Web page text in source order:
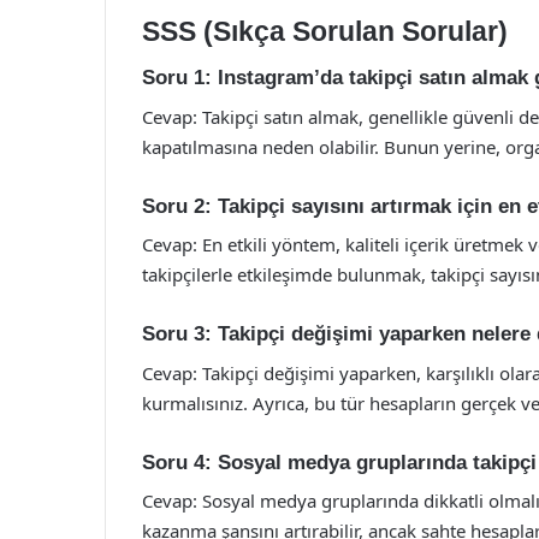
SSS (Sıkça Sorulan Sorular)
Soru 1: Instagram’da takipçi satın
Cevap: Takipçi satın almak, genellikle güvenli
kapatılmasına neden olabilir. Bunun yerine,
Soru 2: Takipçi sayısını artırmak için
Cevap: En etkili yöntem, kaliteli içerik üretmek
takipçilerle etkileşimde bulunmak, takipçi
Soru 3: Takipçi değişimi yaparken
Cevap: Takipçi değişimi yaparken, karşılıklı
kurmalısınız. Ayrıca, bu tür hesapların
Soru 4: Sosyal medya gruplarında
Cevap: Sosyal medya gruplarında dikkatli
kazanma şansını artırabilir, ancak sahte